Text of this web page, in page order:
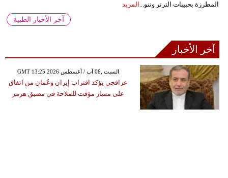
المطرزة بحبيبات الترتر وتنو... المزيد
آخر الأخبار الطبية
آخر الأخبار
GMT 13:25 2026 السبت ,08 آب / أغسطس
عراقجي يؤكد اقتراب إيران وعُمان من اتفاق
على مسار مؤقت للملاحة في مضيق هرمز